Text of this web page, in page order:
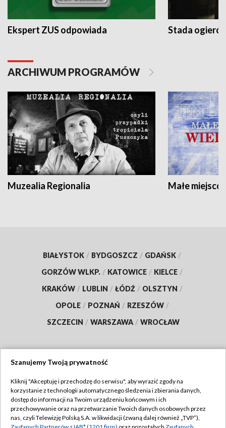
Ekspert ZUS odpowiada Stada
ARCHIWUM PROGRAMÓW
Muzealia Regionalia Małe
BIAŁYSTOK / BYDGOSZCZ / GDAŃSK /
GORZÓW WLKP. / KATOWICE / KIELCE /
KRAKÓW / LUBLIN / ŁÓDŹ / OLSZTYN /
OPOLE / POZNAŃ / RZESZÓW /
SZCZECIN / WARSZAWA / WROCŁAW
TVP
Abonament TVP
Emisja w TVP
Regulamin TVP
Szanujemy Twoją prywatność
Kliknij "Akceptuję i przechodzę do serwisu", aby wyrazić zgody na
korzystanie z technologii automatycznego śledzenia i zbierania danych,
dostęp do informacji na Twoim urządzeniu końcowym i ich
przechowywanie oraz na przetwarzanie Twoich danych osobowych przez
nas, czyli Telewizję Polską S.A. w likwidacji (zwaną dalej również „TVP”),